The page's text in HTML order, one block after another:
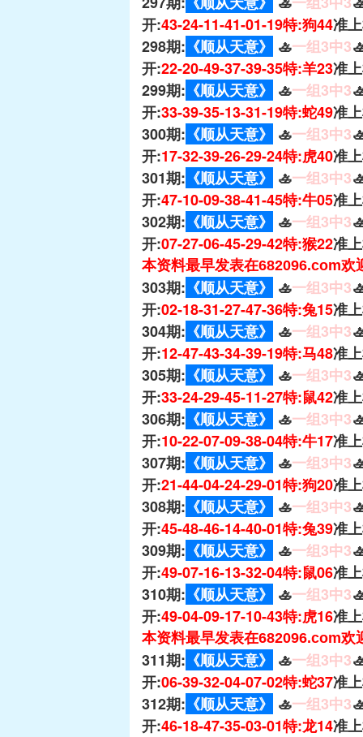
开:43-24-11-41-01-19特:狗44准
298期: 《顺从天意》 🚣一组3中3
开:22-20-49-37-39-35特:羊23准
299期: 《顺从天意》 🚣一组3中3
开:33-39-35-13-31-19特:蛇49准
300期: 《顺从天意》 🚣一组3中3
开:17-32-39-26-29-24特:虎40准
301期: 《顺从天意》 🚣一组3中3
开:47-10-09-38-41-45特:牛05准
302期: 《顺从天意》 🚣一组3中3
开:07-27-06-45-29-42特:猴22准
本资料最早发表在682096.com欢
303期: 《顺从天意》 🚣一组3中3
开:02-18-31-27-47-36特:兔15准
304期: 《顺从天意》 🚣一组3中3
开:12-47-43-34-39-19特:马48准
305期: 《顺从天意》 🚣一组3中3
开:33-24-29-45-11-27特:鼠42准
306期: 《顺从天意》 🚣一组3中3
开:10-22-07-09-38-04特:牛17准
307期: 《顺从天意》 🚣一组3中3
开:21-44-04-24-29-01特:狗20准
308期: 《顺从天意》 🚣一组3中3
开:45-48-46-14-40-01特:兔39准
309期: 《顺从天意》 🚣一组3中3
开:49-07-16-13-32-04特:鼠06准
310期: 《顺从天意》 🚣一组3中3
开:49-04-09-17-10-43特:虎16准
本资料最早发表在682096.com欢
311期: 《顺从天意》 🚣一组3中3
开:06-39-32-04-07-02特:蛇37准
312期: 《顺从天意》 🚣一组3中3
开:46-18-47-35-03-01特:龙14准